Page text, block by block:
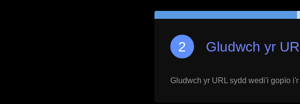
Gludwch yr
Gludwch yr URL sydd wedi'i gopïo